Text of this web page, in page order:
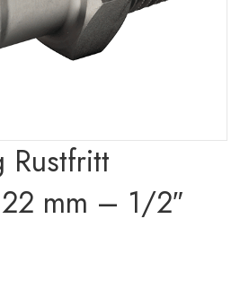
Rustfritt
mm – 1/2″